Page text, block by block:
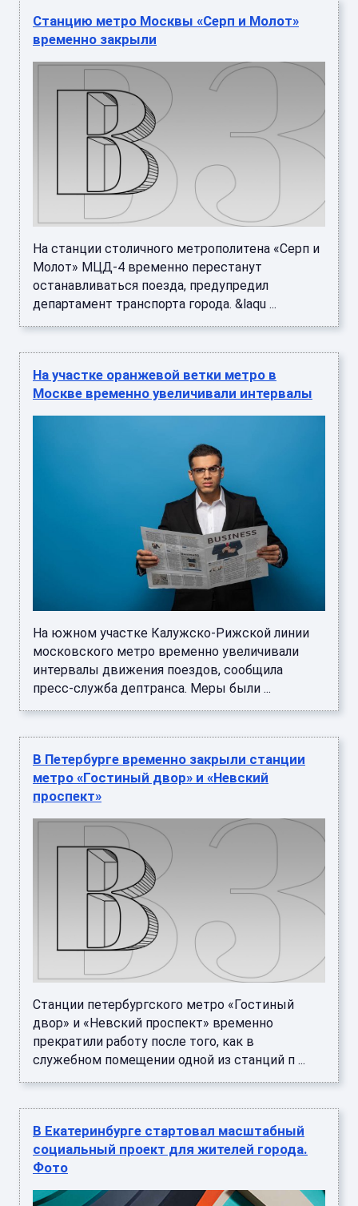
Станцию метро Москвы «Серп и Молот»
временно закрыли
На станции столичного метрополитена «Серп и
Молот» МЦД-4 временно перестанут
останавливаться поезда, предупредил
департамент транспорта города. &laqu ...
На участке оранжевой ветки метро в
Москве временно увеличивали интервалы
На южном участке Калужско-Рижской линии
московского метро временно увеличивали
интервалы движения поездов, сообщила
пресс-служба дептранса. Меры были ...
В Петербурге временно закрыли станции
метро «Гостиный двор» и «Невский
проспект»
Станции петербургского метро «Гостиный
двор» и «Невский проспект» временно
прекратили работу после того, как в
служебном помещении одной из станций п ...
В Екатеринбурге стартовал масштабный
социальный проект для жителей города.
Фото